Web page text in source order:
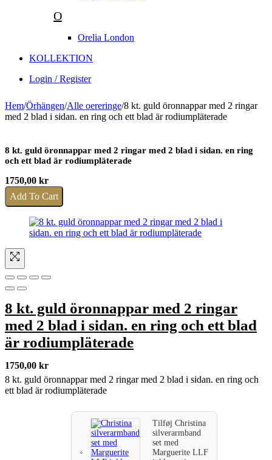
O
Orelia London
KOLLEKTION
Login / Register
Hem/Örhängen/Alle oereringe/8 kt. guld öronnappar med 2 ringar
med 2 blad i sidan. en ring och ett blad är rodiumpläterade
8 kt. guld öronnappar med 2 ringar med 2 blad i sidan. en ring
och ett blad är rodiumpläterade
1750,00 kr
Add To Cart
8 kt. guld öronnappar med 2 ringar
med 2 blad i sidan. en ring och ett blad
är rodiumpläterade
1750,00 kr
8 kt. guld öronnappar med 2 ringar med 2 blad i sidan. en ring och
ett blad är rodiumpläterade
TilføjChristina
silverarmband
set med
Marguerite LLF